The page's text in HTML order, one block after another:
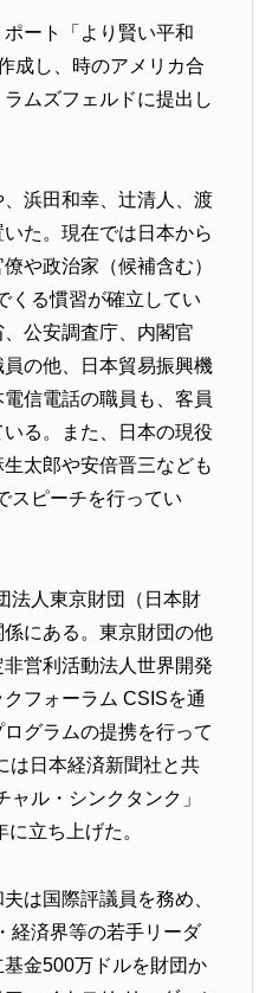
ート「より賢い平和
成し、時のアメリカ合
ムズフェルドに提出し
浜田和幸、辻清人、渡
た。現在では日本から
や政治家（候補含む）
くる慣習が確立してい
公安調査庁、内閣官
の他、日本貿易振興機
信電話の職員も、客員
る。また、日本の現役
太郎や安倍晋三なども
スピーチを行ってい
法人東京財団（日本財
にある。東京財団の他
営利活動法人世界開発
フォーラム CSISを通
グラムの提携を行って
は日本経済新聞社と共
ル・シンクタンク」
立ち上げた。
は国際評議員を務め、
経済界等の若手リーダ
金500万ドルを財団か